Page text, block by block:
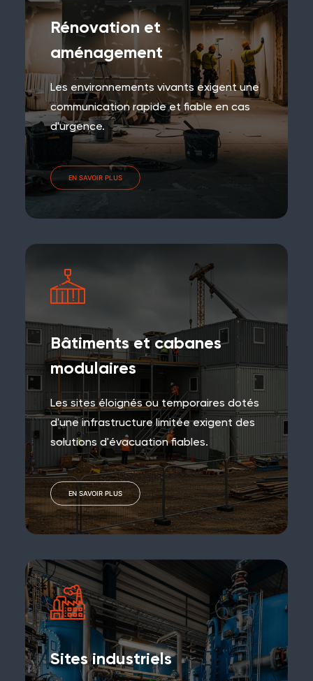
Rénovation et
aménagement
Les environnements vivants exigent une
communication rapide et fiable en cas
d'urgence.
EN SAVOIR PLUS
Bâtiments et cabanes
modulaires
Les sites éloignés ou temporaires dotés
d'une infrastructure limitée exigent des
solutions d'évacuation fiables.
EN SAVOIR PLUS
Sites industriels